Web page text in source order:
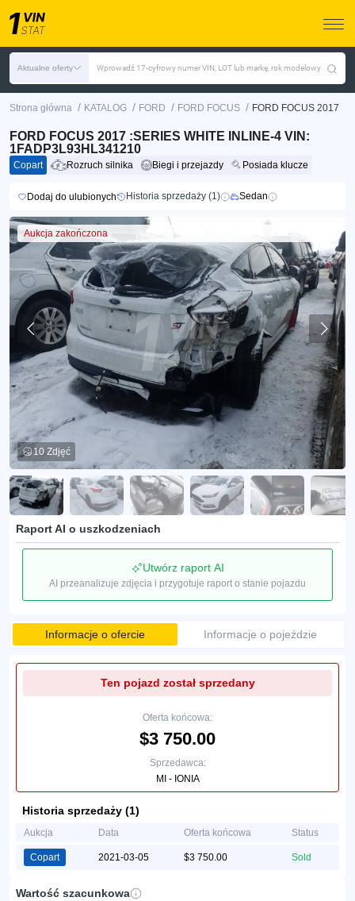
Aktualne oferty Wprowadź 17-cyfrowy numer VIN, LOT lub markę, rok modelowy
Strona główna / KATALOG / FORD / FORD FOCUS / FORD FOCUS 2017
FORD FOCUS 2017 :SERIES WHITE INLINE-4 VIN:
1FADP3L93HL341210
Copart Rozruch silnika Biegi i przejazdy Posiada klucze
Dodaj do ulubionych Historia sprzedaży (1) Sedan
Aukcja zakończona
10 Zdjęć
Raport AI o uszkodzeniach
Utwórz raport AI
AI przeanalizuje zdjęcia i przygotuje raport o stanie pojazdu
Informacje o ofercie Informacje o pojeździe
Ten pojazd został sprzedany
Oferta końcowa:
$3 750.00
Sprzedawca:
MI - IONIA
Historia sprzedaży (1)
Aukcja Data Oferta końcowa Status
Copart 2021-03-05 $3 750.00 Sold
Wartość szacunkowa